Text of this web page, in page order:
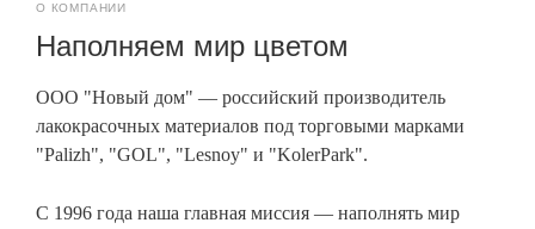
О КОМПАНИИ
Наполняем мир цветом
ООО "Новый дом" — российский производитель
лакокрасочных материалов под торговыми марками
"Palizh", "GOL", "Lesnoy" и "KolerPark".
С 1996 года наша главная миссия — наполнять мир